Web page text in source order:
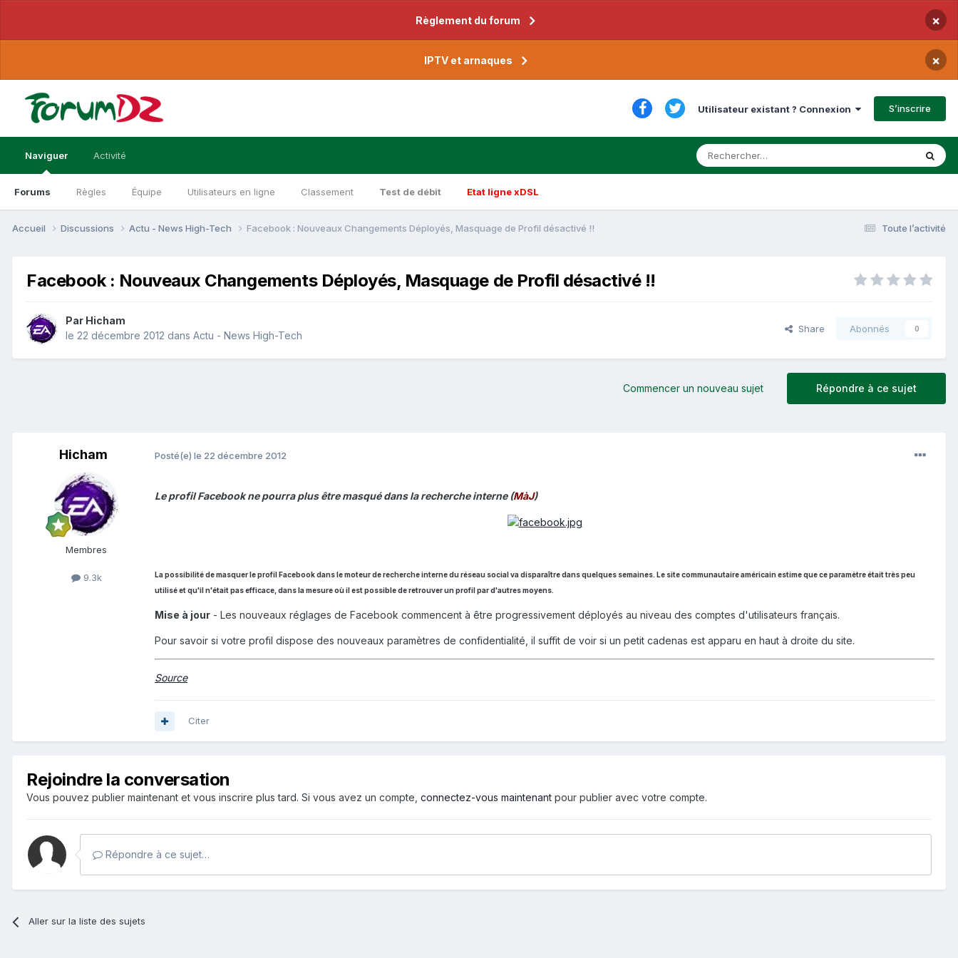
Règlement du forum ×
IPTV et arnaques ×
Utilisateur existant ? Connexion S’inscrire
Naviguer
Forums Règles Équipe Utilisateurs en ligne Classement Test de débit Etat ligne xDSL
Activité
Toute l’activité
Accueil Discussions Actu - News High-Tech Facebook : Nouveaux Changements Déployés, Masquage de Profil désactivé !!
Facebook : Nouveaux Changements Déployés, Masquage de Profil désactivé !!
Par Hicham
le 22 décembre 2012 dans Actu - News High-Tech
Share Abonnés 0
Répondre à ce sujet
Commencer un nouveau sujet
Hicham
Membres
9.3k
Posté(e) le 22 décembre 2012
Le profil Facebook ne pourra plus être masqué dans la recherche interne (MàJ)
La possibilité de masquer le profil Facebook dans le moteur de recherche interne du réseau social va disparaître dans quelques semaines. Le site communautaire américain estime que ce paramètre était très peu
utilisé et qu'il n'était pas efficace, dans la mesure où il est possible de retrouver un profil par d'autres moyens.
Mise à jour - Les nouveaux réglages de Facebook commencent à être progressivement déployés au niveau des comptes d'utilisateurs français.
Pour savoir si votre profil dispose des nouveaux paramètres de confidentialité, il suffit de voir si un petit cadenas est apparu en haut à droite du site.
Source
Citer
Rejoindre la conversation
Vous pouvez publier maintenant et vous inscrire plus tard. Si vous avez un compte, connectez-vous maintenant pour publier avec votre compte.
Répondre à ce sujet…
Aller sur la liste des sujets